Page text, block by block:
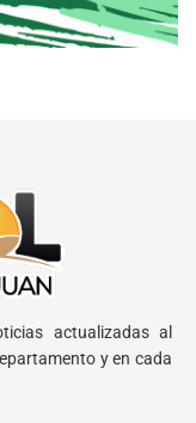
actualizadas al
y en cada